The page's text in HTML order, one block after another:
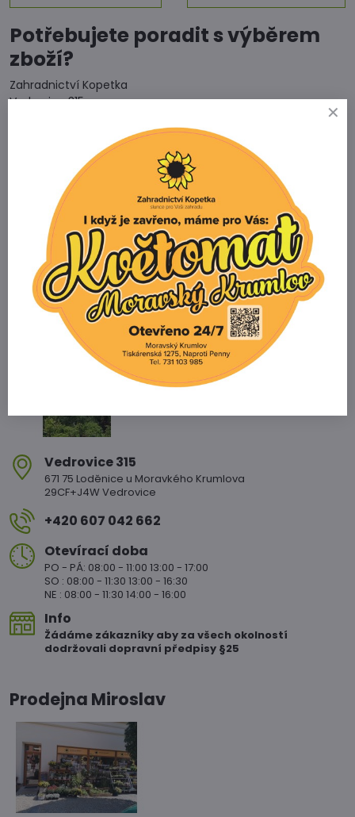
Potřebujete poradit s výběrem
zboží?
Zahradnictví Kopetka
Vedrovice 315
Telefon
+420 731 103 985
Prodejna
+420 607 042 662
Email
info@zahradnictvikopetka.cz
Zahradnictví Vedrovice
Vedrovice 315
671 75 Loděnice u Moravkého Krumlova
29CF+J4W Vedrovice
+420 607 042 662
Otevírací doba
PO - PÁ: 08:00 - 11:00 13:00 - 17:00
SO : 08:00 - 11:30 13:00 - 16:30
NE : 08:00 - 11:30 14:00 - 16:00
Info
Žádáme zákazníky aby za všech okolností
dodržovali dopravní předpisy §25
Prodejna Miroslav